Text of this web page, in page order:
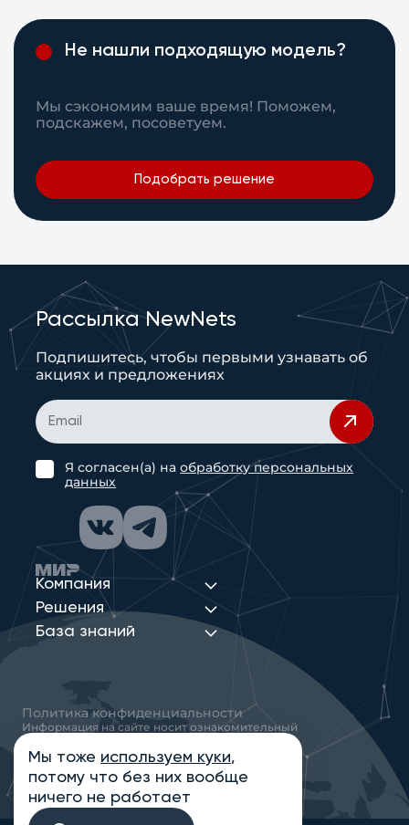
Не нашли подходящую модель?
Мы сэкономим ваше время! Поможем,
подскажем, посоветуем.
Подобрать решение
Компания
Решения
База знаний
Рассылка NewNets
Подпишитесь, чтобы первыми узнавать об
акциях и предложениях
Я согласен(а) наобработку персональных
данных
Политика конфиденциальности
Информация на сайте носит ознакомительный
характер и не является публичной офертой,
определяемой положениями статьи 437
Гражданского кодекса РФ
© 2013-2026 Новые Сети Интеграция
Мы тоже используем куки,
потому что без них вообще
ничего не работает